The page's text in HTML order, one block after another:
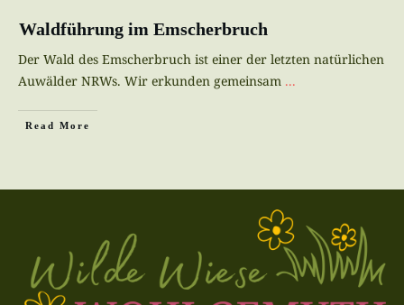
Waldführung im Emscherbruch
Der Wald des Emscherbruch ist einer der letzten natürlichen
Auwälder NRWs. Wir erkunden gemeinsam ...
Read More